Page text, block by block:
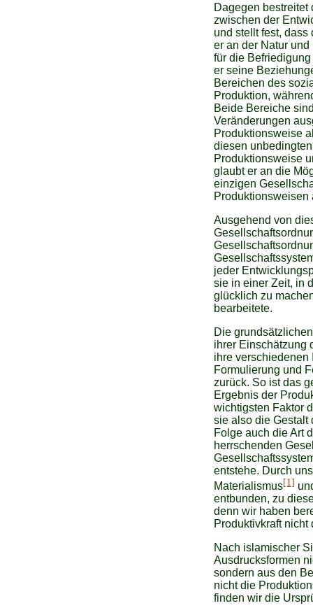
Dagegen
zwischen der
und stellt fest,
er an der Natur
für die
er seine
Bereichen des
Produktion,
Beide Bereiche
Veränderungen
Produktionsweise
diesen
Produktionsweise
glaubt er an die
einzigen
Produktionsweisen
Ausgehend von
jeder
sie in einer Zeit, in
glücklich zu
bearbeitete.
Die
ihrer Einschätzung
ihre verschiedenen
Formulierung und
zurück. So ist das
Ergebnis der
wichtigsten Faktor
sie also die Gestalt
Folge auch die Art
herrschenden
entstehe. Durch
Materialismus[1]
entbunden, zu
denn wir haben
Produktivkraft
Nach islamischer
Ausdrucksformen
sondern aus den
nicht die
finden wir die